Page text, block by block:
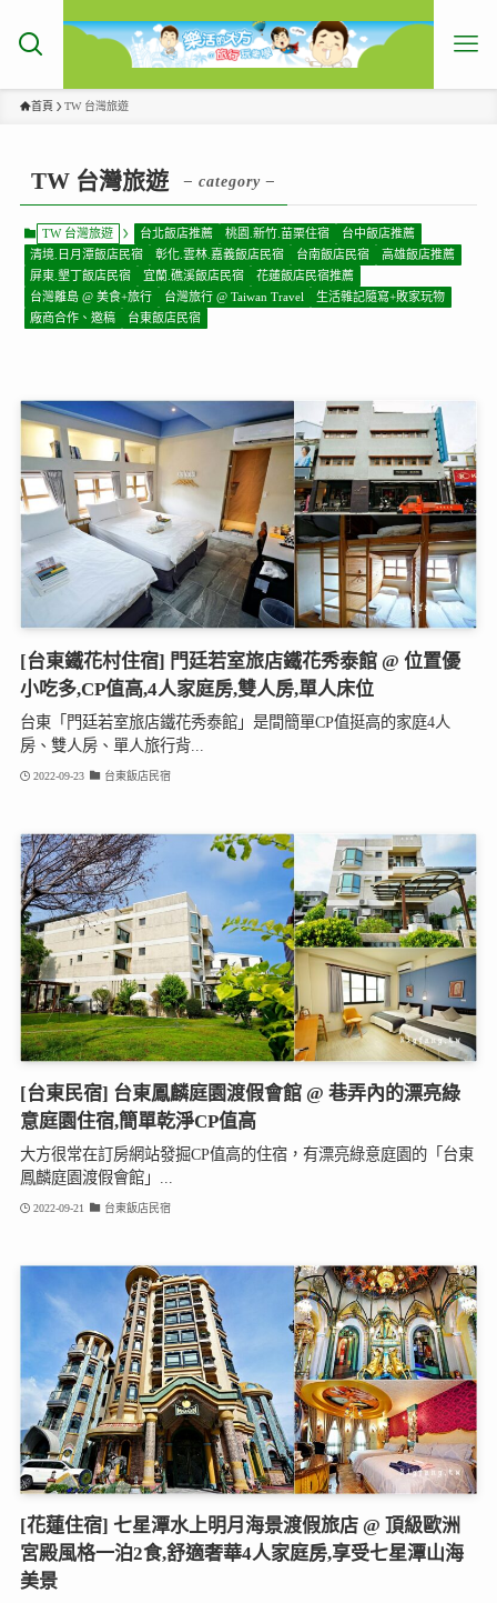
首頁 TW 台灣旅遊
TW 台灣旅遊 – category –
TW 台灣旅遊 台北飯店推薦 桃園.新竹.苗栗住宿
台中飯店推薦
清境.日月潭飯店民宿
彰化.雲林.嘉義飯店民宿 台南飯店民宿
高雄飯店推薦
屏東.墾丁飯店民宿
宜蘭.礁溪飯店民宿
花蓮飯店民宿推薦
台灣離島 @ 美食+旅行
台灣旅行 @ Taiwan Travel
生活雜記隨寫+敗家玩物
廠商合作、邀稿
台東飯店民宿
[台東鐵花村住宿] 門廷若室旅店鐵花秀泰館 @ 位置優
小吃多,CP值高,4人家庭房,雙人房,單人床位
台東「門廷若室旅店鐵花秀泰館」是間簡單CP值挺高的家庭4人
房、雙人房、單人旅行背...
2022-09-23 台東飯店民宿
[台東民宿] 台東鳳麟庭園渡假會館 @ 巷弄內的漂亮綠
意庭園住宿,簡單乾淨CP值高
大方很常在訂房網站發掘CP值高的住宿，有漂亮綠意庭園的「台東
鳳麟庭園渡假會館」...
2022-09-21 台東飯店民宿
[花蓮住宿] 七星潭水上明月海景渡假旅店 @ 頂級歐洲
宮殿風格一泊2食,舒適奢華4人家庭房,享受七星潭山海
美景